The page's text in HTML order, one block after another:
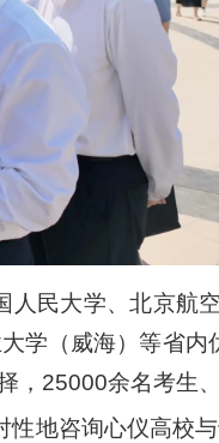
民大学、北京航
学（威海）等省内
25000余名考生、
地咨询心仪高校